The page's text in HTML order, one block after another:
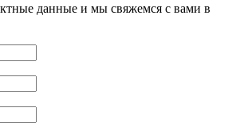
данные и мы свяжемся с вами в